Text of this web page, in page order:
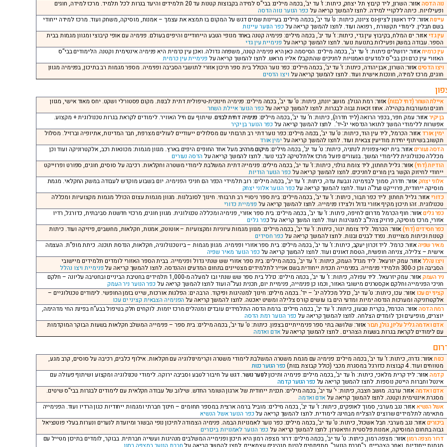
נוה הדסהאזור: השרון, ליד קיבוץ תל יצחק, כיתות: ז’ עד יב’, בכמה מילים: בבי”ס למידה בקבוצות קטנות עד 20 תלמידים והיעד בגרות לכל תלמיד. מרכז למידה, חוגים
ופעילויות. כיתה ללקויי למידה. לחצו להמשך קריאה על כפר הנוער נווה הדסה
עיינותאזור:ליד ראשון לציון-נס ציונה, כיתות: ט’ עד יב’, בכמה מילים: בעיינות שמים דגש על המקום בו תמצא את עצמך – אמנות, מוסיקה, משחק ועוד. מרכז למידה ייחודי
בשם תבלין. לימודי תקשורת , רפואה ועוד. לחצו להמשך קריאה על כפר הנוער עיינות
עין גדיאזור: ים המלח, בקיבוץ עין גדי, כיתות: ז’ עד יב’, בכמה מילים: פנימיה קטנה באחד מנופי הטבע הייחודיים והיפים בעולם. פנימיה עם אופי קיבוצי ומגוון מגמות בבית
הספר. עבודה במשק ופעילות בתנועת נוער. לחצו להמשך קריאה על פנימיית עין גדי
עין כרמיתאזור: ירושלים כיתות: ז’ עד יב’, בכמה מילים: הסיסמה כאן היא פנימיה קטנה, משפחה גדולה. ואכן עין כרמית היא פנימיה אינטימית וקטנה. הלימודים בבי”ס
האזורי עין כרם וכן בבי”ס למדעים ואמנויות לחניכים שהתקבלו אליו מראש. לחצו להמשך קריאה על פנימיית עין כרמית
ויצו הדסיםאזור:השרון, אבן יהודה, כיתות: ז’ עד יב’, בכמה מילים: כפר נוער הכולל בית ספר תיכון אזורי לתושבי הסביבה ופנימיה. מספר מגמות רב בתיכון, בפנימיה מגוון
חוגים, מרכז למידה, חונכות אישית ועוד. לחצו להמשך קריאה על ויצו הדסים
איילת השחר (דתי לבנות)אזור: רמת הגולן. מושב יונתן, כיתות: ט’ עד יב’, בכמה מילים: פנימיה חינוכית-טיפולית דתית לבנות. מקום פסטורלי ושקט. יחס מאוד אישי, מגוון
חוגים ומעורבות בקהילה. אחוז זכאות גבוה לבגרות. לחצו להמשך קריאה על כפר הנוער איילת השחר
בן יקיראזור: עמק חפר, בכפר הרואה (ליד חדרה), כיתות: ח’ עד יב’, בכמה מילים: פנימיה דתית לבנים. שיתוף עם חיל האוויר. לימודים לקראת בגרות טכנולוגית + מקצוע.
אפשרות ללימודי המשך לתואר הנדסאי יג’-יד’. לחצו להמשך קריאה על כפר הנוער בן יקיר
ימין אורד אזור: הכרמל, ליד עין הוד, כיתות: ט’ עד יב’, בכמה מילים: כפר נוער דתי רב תרבותי עם מסלולים ייעודיים לעולים מצרפת, חבר המדינות, אתיופיה וברזיל. מסלול
תקשוב בשיתוף יחידת מודיעין צבאית ועוד. לחצו להמשך קריאה על ימין אורד
הדסה נעוריםאזור:בית ינאי-צפונית לנתניה, כיתות: ט’ עד יב’, בכמה מילים: מיקום מרהיבמעל אחד החופים היפים בארץ. מגוון מגמות: מכונאות רכב, אלקטרוניקה ועוד וכן
מכללה טכנולוגית ללימודי המשך. בנעורים פועל מרכז אלתלטיקה לבני נוער. לחצו להמשך קריאה על הדסה נעורים
הודיות (דתי)אזור:גליל תחתון, ליד צומת גולני, כיתות: ז’ עד יב’, בכמה מילים: פנימייה דתית המשלבת לימודי משטרה וחקלאות. רכיבה על סוסים, חוגים, ספורט ופרוייקט
ייחודי לחיזוק הקשר בין מורים לחניכים. לחצו להמשך קריאה על כפר הנוער הודיות
אלוני יצחקאזור: חדרה, סמוך לבנימינה וגבעת עדה, כיתות: ז’ עד יב’, בכמה מילים: רוב תלמידי הכפר הם חניכי הפנימיה. יום בשבוע מוקדש לעבודה במשק החקלאי. מגמת
מוסיקה ייחודית, פרוייקט נעל”ה ועוד. לחצו להמשך קריאה עלכפר הנוער אלוני יצחק
כדוריאזור:גליל תחתון. ליד כפר תבור, כיתות: ז’ עד יב’, בכמה מילים: בית ספר ניסויי רב תרבותי. חינוך לסובלנות. מגוון מגמות עצום הכולל מגמות מקצועיות ומכללה
טכנולוגית. זהו תיכון מקיף אזורי גדול ולצידו פנימייה. לחצו להמשך קריאה על פנימיית כדורי
כפר גליםאזור: חוף הכרמל מדרום לחיפה, כיתות: ז’ עד יב’, בכמה מילים: בית ספר אזורי, פנימיה ומכללה טכנולוגית. מגוון חוגים, מרכזי חדשנות סביבתית, כדורגל, רדיו
אזורי, מרכז מוסיקה, פרויק צהל”ב למנהיגות ועוד. לחצו המשך קריאה על כפר גלים
כפר חסידים (דתי)אזור: הכרמל. ליד צומת יגור, כיתות: ז’ עד יב’, בכמה מילים: מגוון מגמות עיוניות ומקצועיות – אוטוטק, אמנות, חקלאות, מחשבים, פיזיקה ועוד. כיתות
קטנות וכיתות מצויינות. נפרד לבנים ובנות. לחצו להמשך קריאה על כפר חסידים
מאיר שפיהאזור: כרמל. ליד זכרון יעקב, כיתות: ז’ עד יב’, בכמה מילים: בית ספר אזורי ופנימיה. מגוון מגמות – ביוטכנולוגיה, חקלאות, הנדסת תוכנה. כיתת מופ”ת. העצמה
אישית – צלילה, צניחה חופשית, הטסת דאונים ועוד. לחצו להמשך קריאה על כפר הנוער מאיר שפיה
ויצו נהללאזור: עמק יזרעאל. ליד מגדל העמק, כיתות: ז’ עד יב’, בכמה מילים: בית ספר אזורי שש שנתי גדול ופנימייה. בבית הספר האזורי לומדים תלמידים מיישובי
הסביבה וכן כ-300 תלמידי פנימייה. בפנימייה תכנית ייחודית בשם אנייר לתלמידים מצטיינים בתחום המדעים וההנדסה. לחצו להמשך קריאה על
פנימיית ויצו נהלל
ניר העמקאזור: עמק יזרעאל. ליד עפולה, כיתות: ז’ עד יב’, בכמה מילים: כולל בית ספר שש שנתי ובו למעלה מ-1,000 תלמידים בחטיבת הביניים ובחטיבה עליונה – חלקם
חניכי הפנימייה וחלקם אקסטרנים מישובי האזור, וכמו כן פנימייה, פנימיית יום, תכנית נעל”ה ועוד לחצו להמשך קריאה על כפר הנוער ניר העמק
קציני ים עכו אזור: עכו, כיתות: ט’ עד יב’, כולל מכללה יג’ – יד’. בכמה מילים: חינוך למנהיגות ופיקוד. הרבה ים: הפלגות אורכות, שייט בזמן החופשי. לימודים טכנולוגיים –
אלקטרוניקה ומערכות הנדסה ימיות ומדעי הים בו עושים קורס צלילה ומשיט יאכטה. לחצו להמשך קריאה על הפנימיה הצבאית קציני ים עכו
רמת הדסהאזור: הכרמל, בקרית טבעון, כיתות: ז’ עד יב’, בכמה מילים: ברמת הדסה התלמידים עובדים ומנהלים מרכז יזמות. לוקחים חלק בטיפול בבע”ח בפינת החי מדהימה,
יוצרים, מופיעים וכך לומדים הצלחה. לחצו להמשך קריאה על כפר הנוער רמת הדסה
אדם ואדמה גליל עליון, גולן, תבוראזור: שלושה בתי ספר פנימייתיים בצפון. כיתות: ט’ עד יב’, בכמה מילים: בית ספר – פנימייה המשלב חקלאות בשעות הבוקר המוקדמות
עם לימודים לקראת בגרות בשעות הצהרים . לחצו להמשך קריאה עלאדם ואדמה
כנותאזור:גדרה, כיתות: ז’ עד יב’, בכמה מילים: פנימיה עם מגמת משטרה המשלבת לימודי משטרה וקרימינולוגיה עם חקלאות. אילוף כלבים, רכיבה על סוסים, קרב מגע,
מטווחים ועוד. 4 קבוצות כדורגל במסגרת מכבי (כולל קבוצת בנות)
כפר הנוער כנות
קדמהאזור:ליד קרית מלאכי, כיתות: ח’ עד יב’, בכמה מילים: פנימיה ותיכוןלנוער נושר. דגש על חיבור לטבע וסביבה ירוקה. לימודי טכנולוגיה ומקצוע ושיתוף פעולה עם
אינטל וחברות הייטק נוספות. לחצו להמשך קריאה על כפר הנוער קדמה
אדם ואדמהאזור: ערבה. מושב חצבה, כיתות: י’ עד יב’, בכמה מילים: תכנית ייחודית של ארגון השומר החדש. שילוב של עבודה חקלאית עם לימודים לבגרות בבי”ס שיטים.
מסגרת אינטימית וקטנה. לחצו להמשך קריאה עלאדם ואדמה
אשל הנשיאאזור: נגב מערבי, סמוך לאופקים, כיתות: ז’ עד יב’, בכמה מילים: מוביל ברמה ארצית במספר תחומים – חינוך חברתי ומגמות ייחודיות כגון הרדיו ועוד. הפנימייה
מתאימה לתלמידים שרוצים להצליח מבחינה לימודית. לחצו להמשך קריאה עלכפר הנוער אשל הנשיא
ביכוריםאזור: נגב מערבי. חבל אשכול, כיתות: ט’ עד יב’, בכמה מילים: כפר נוער לאמנויות הבמה. פנימיה הצמודה לתיכון נופי הבשור ומיועדת לנערים ונערות בעלי פוטנציאל
גבוה בתחום המוסיקה, אמנות פלסטית ותיאטרון. לחצו להמשך קריאה על כפר הנוער לאמנויות ביכורים
דרור מצפה רמוןאזור: מצפה רמון, כיתות: ט’ עד יב’, בכמה מילים: דרור מצפה רמון היא תיכון ופנימייה המשלבים מנהיגות ועשייה חברתית. בבוקר, לומדים בתיכון מטייל עם